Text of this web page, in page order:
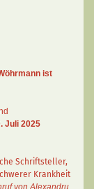
ist
Juli 2025
Schriftsteller,
Krankheit
von Alexandru